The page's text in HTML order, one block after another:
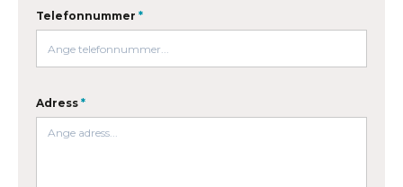
Telefonnummer *
Adress *